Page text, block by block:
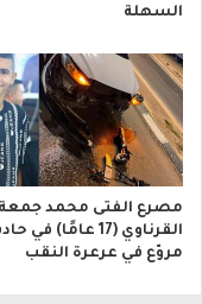
السهلة
مصرع الفتى محمد جمعة
القرناوي (17 عامًا)
مروّع في عرعرة النقب